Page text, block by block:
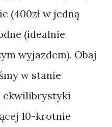
(400zł w jedną
(idealnie
wyjazdem). Obaj
w stanie
ekwilibrystyki
10-krotnie